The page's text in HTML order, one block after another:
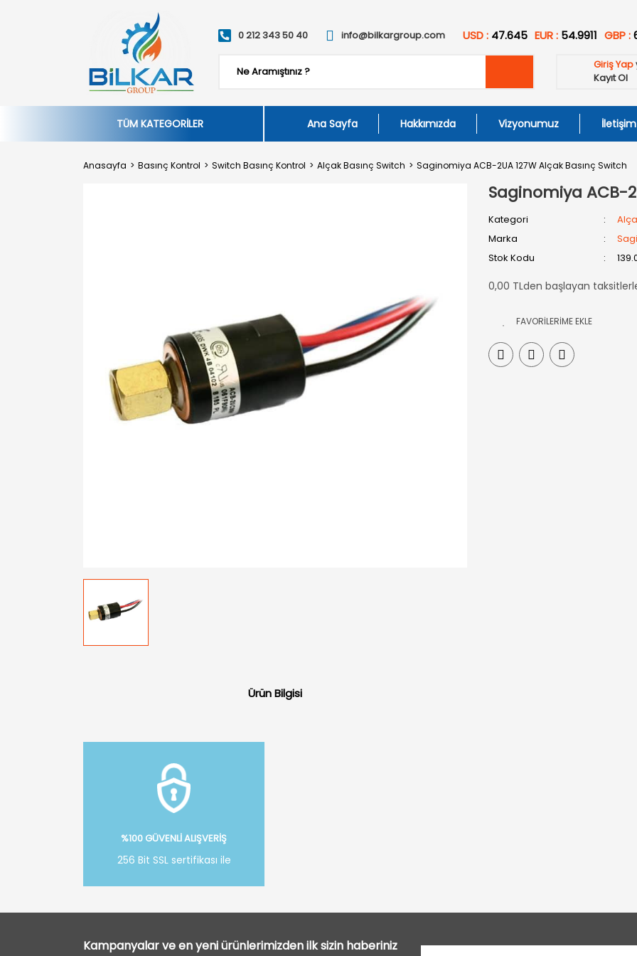
0 212 343 50 40 info@bilkargroup.com USD : 47.645 EUR : 54.9911 GBP :
Giriş Yap
Kayıt Ol
TÜM KATEGORİLER Ana Sayfa Hakkımızda Vizyonumuz İletişim
Anasayfa Basınç Kontrol Switch Basınç Kontrol Alçak Basınç Switch Saginomiya ACB-2UA 127W Alçak Basınç Switch
Saginomiya ACB-
Kategori
Marka
Stok Kodu
0,00 TLden başlayan
Ürün Bilgisi
%100 GÜVENLİ ALIŞVERİŞ
256 Bit SSL sertifikası ile
Kampanyalar ve en yeni ürünlerimizden ilk sizin haberiniz